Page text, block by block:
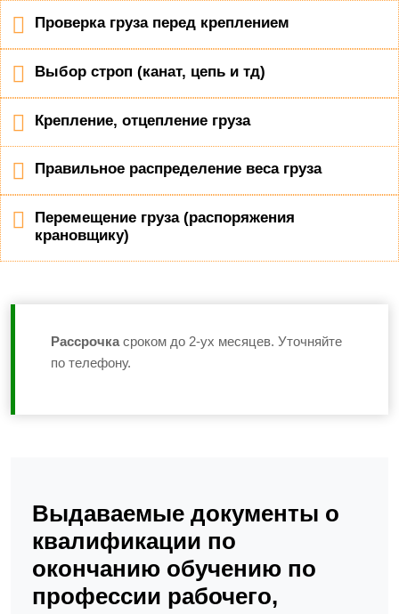
Проверка груза перед креплением
Выбор строп (канат, цепь и тд)
Крепление, отцепление груза
Правильное распределение веса груза
Перемещение груза (распоряжения
крановщику)
Рассрочка сроком до 2-ух месяцев. Уточняйте
по телефону.
Выдаваемые документы о
квалификации по
окончанию обучению по
профессии рабочего,